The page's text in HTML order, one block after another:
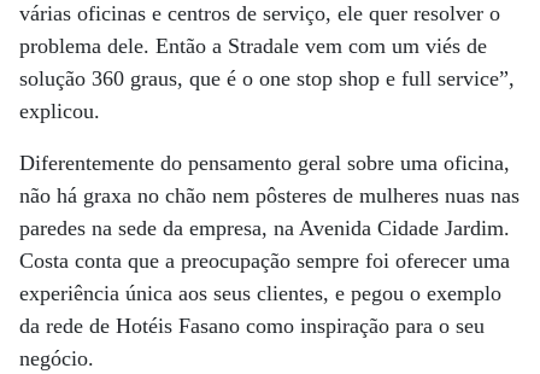
várias oficinas e centros de serviço, ele quer resolver o
problema dele. Então a Stradale vem com um viés de
solução 360 graus, que é o one stop shop e full service”,
explicou.
Diferentemente do pensamento geral sobre uma oficina,
não há graxa no chão nem pôsteres de mulheres nuas nas
paredes na sede da empresa, na Avenida Cidade Jardim.
Costa conta que a preocupação sempre foi oferecer uma
experiência única aos seus clientes, e pegou o exemplo
da rede de Hotéis Fasano como inspiração para o seu
negócio.